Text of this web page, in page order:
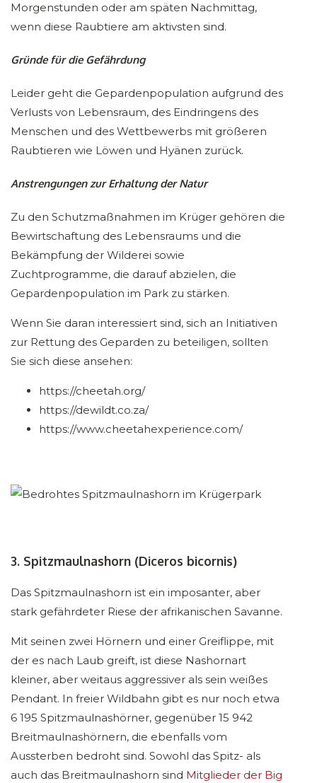
Morgenstunden oder am späten Nachmittag,
wenn diese Raubtiere am aktivsten sind.
Gründe für die Gefährdung
Leider geht die Gepardenpopulation aufgrund des
Verlusts von Lebensraum, des Eindringens des
Menschen und des Wettbewerbs mit größeren
Raubtieren wie Löwen und Hyänen zurück.
Anstrengungen zur Erhaltung der Natur
Zu den Schutzmaßnahmen im Krüger gehören die
Bewirtschaftung des Lebensraums und die
Bekämpfung der Wilderei sowie
Zuchtprogramme, die darauf abzielen, die
Gepardenpopulation im Park zu stärken.
Wenn Sie daran interessiert sind, sich an Initiativen
zur Rettung des Geparden zu beteiligen, sollten
Sie sich diese ansehen:
https://cheetah.org/
https://dewildt.co.za/
https://www.cheetahexperience.com/
3. Spitzmaulnashorn (Diceros bicornis)
Das Spitzmaulnashorn ist ein imposanter, aber
stark gefährdeter Riese der afrikanischen Savanne.
Mit seinen zwei Hörnern und einer Greiflippe, mit
der es nach Laub greift, ist diese Nashornart
kleiner, aber weitaus aggressiver als sein weißes
Pendant. In freier Wildbahn gibt es nur noch etwa
6 195 Spitzmaulnashörner, gegenüber 15 942
Breitmaulnashörnern, die ebenfalls vom
Aussterben bedroht sind. Sowohl das Spitz- als
auch das Breitmaulnashorn sind Mitglieder der Big